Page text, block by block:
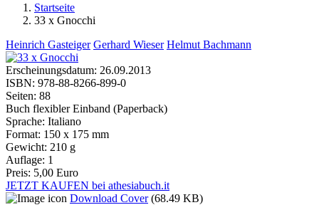
Sie sind hier
Startseite
33 x Gnocchi
Heinrich Gasteiger Gerhard Wieser Helmut Bachmann
Erscheinungsdatum: 26.09.2013
ISBN: 978-88-8266-899-0
Seiten: 88
Buch flexibler Einband (Paperback)
Sprache: Italiano
Format: 150 x 175 mm
Gewicht: 210 g
Auflage: 1
Preis: 5,00 Euro
JETZT KAUFEN bei athesiabuch.it
Download Cover (68.49 KB)